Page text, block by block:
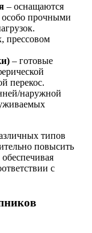
– оснащаются
особо прочными
прессовом
– готовые
перекос.
наружной
типов
повысить
с